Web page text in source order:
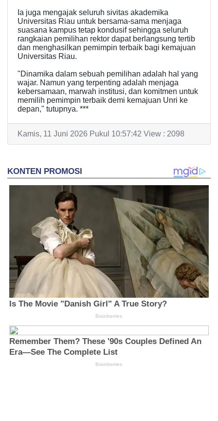
Ia juga mengajak seluruh sivitas akademika
Universitas Riau untuk bersama-sama menjaga
suasana kampus tetap kondusif sehingga seluruh
rangkaian pemilihan rektor dapat berlangsung tertib
dan menghasilkan pemimpin terbaik bagi kemajuan
Universitas Riau.
"Dinamika dalam sebuah pemilihan adalah hal yang
wajar. Namun yang terpenting adalah menjaga
kebersamaan, marwah institusi, dan komitmen untuk
memilih pemimpin terbaik demi kemajuan Unri ke
depan," tutupnya. ***
Kamis, 11 Juni 2026 Pukul 10:57:42 View : 2098